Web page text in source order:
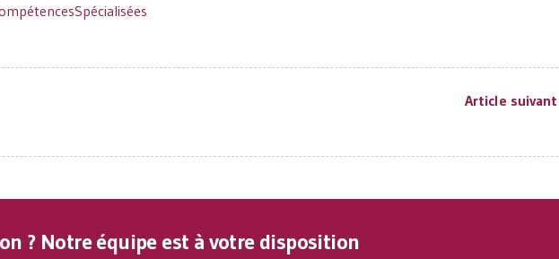
Article suivant
? Notre équipe est à votre disposition